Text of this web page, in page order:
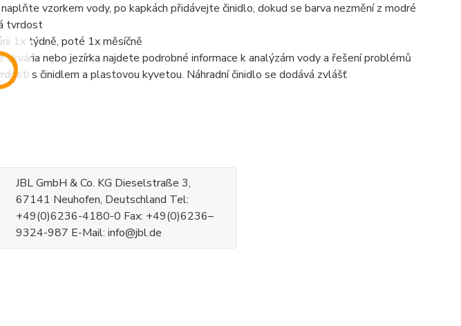
vzorkem vody, po kapkách přidávejte činidlo, dokud se barva nezmění z modré
tvrdost
1x týdně, poté 1x měsíčně
nebo jezírka najdete podrobné informace k analýzám vody a řešení problémů
s činidlem a plastovou kyvetou. Náhradní činidlo se dodává zvlášť
JBL GmbH & Co. KG Dieselstraße 3,
67141 Neuhofen, Deutschland Tel:
+49(0)6236-4180-0 Fax: +49(0)6236–
9324-987 E-Mail: info@jbl.de